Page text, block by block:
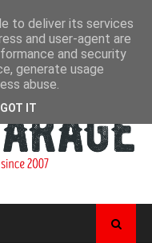
to deliver its services
and user-agent are
and security
generate usage
abuse.
GOT IT